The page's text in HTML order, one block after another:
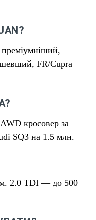
FR/Cupra
кросовер за
SQ3 на 1.5 млн.
2.0 TDI — до 500